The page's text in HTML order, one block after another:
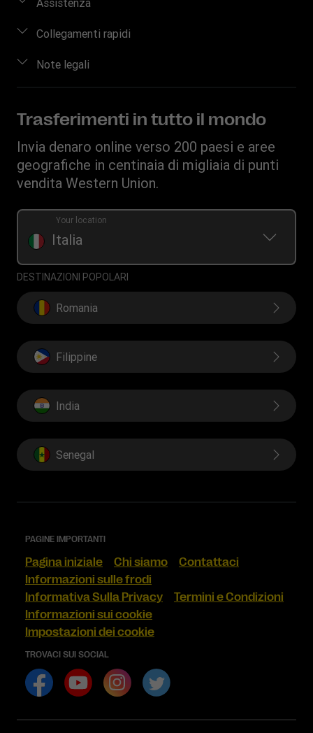
Trova agenzie
Invia denaro su conto bancario
Swift/BIC
Domande frequenti
Collegamenti rapidi
Accedi/Registrati
Scopri Forexchange
Ricarica Telefonica
Note legali
Informativa Sulla Privacy
Resoconto reclami
Documento sulla trasparenza per le transazioni online
agenzie
Trasferimenti in tutto il mondo
Invia denaro online verso 200 paesi e aree
geografiche in centinaia di migliaia di punti
vendita Western Union.
Italia
Your location
DESTINAZIONI POPOLARI
Romania
Filippine
India
Senegal
PAGINE IMPORTANTI
Pagina iniziale Chi siamo
Contattaci
Informazioni sulle frodi
Informativa Sulla Privacy
Termini e Condizioni
Informazioni sui cookie
Impostazioni dei cookie
TROVACI SUI SOCIAL